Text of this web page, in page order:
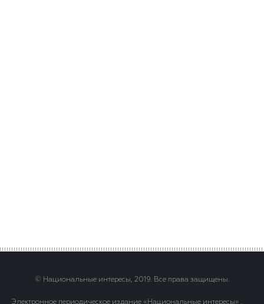
© Национальные интересы, 2019. Все права защищены.
Электронное периодическое издание «Национальные интересы» .